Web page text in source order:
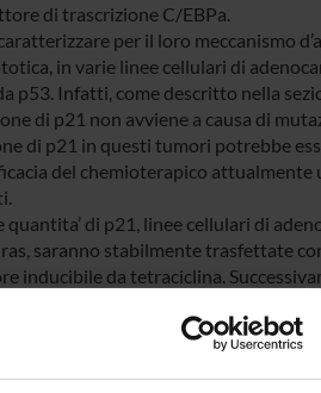
di trascrizione C/EBPa.
per il loro meccanismo
in varie linee cellulari di
p53. Infatti, come descritto nella
di p21 non avviene a causa di
di p21 in questi tumori potrebbe
del chemioterapico attualmente
di p21, linee cellulari di
saranno stabilmente trasfettate
da tetraciclina.
in seguito a trattamento con
dell’incorporazione di timidina
per la presenza di arresto del
“DNA laddering”, TUNEL e